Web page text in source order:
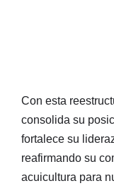
Con esta
consolida su
fortalece su
reafirmando su
acuicultura para